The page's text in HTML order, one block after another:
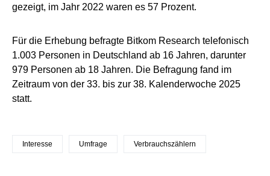
gezeigt, im Jahr 2022 waren es 57 Prozent.
Für die Erhebung befragte Bitkom Research telefonisch
1.003 Personen in Deutschland ab 16 Jahren, darunter
979 Personen ab 18 Jahren. Die Befragung fand im
Zeitraum von der 33. bis zur 38. Kalenderwoche 2025
statt.
Interesse Umfrage Verbrauchszählern